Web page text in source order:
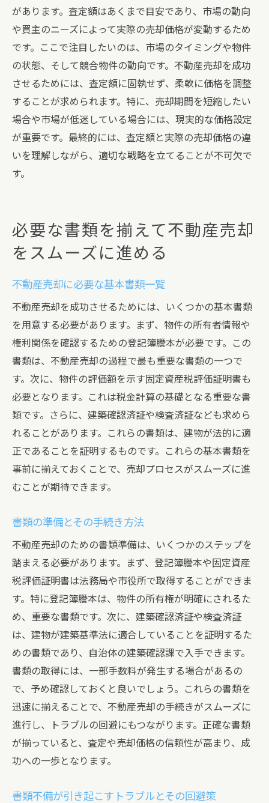
があります。査定額はあくまで目安であり、市場の動向
や買主のニーズによって実際の売却価格が変動するため
です。ここで注目したいのは、市場のタイミングや物件
の状態、そして競合物件の動向です。不動産売却を成功
させるためには、査定額に固執せず、柔軟に価格を調整
することが求められます。特に、売却期間を短縮したい
場合や市場が低迷している場合には、現実的な価格設定
が重要です。最終的には、査定額と実際の売却価格の違
いを理解しながら、適切な戦略を立てることが不可欠で
す。
必要な書類を揃えて不動産売却
をスムーズに進める
不動産売却に必要な基本書類一覧
不動産売却を成功させるためには、いくつかの基本書類
を用意する必要があります。まず、物件の所有者情報や
権利関係を確認するための登記簿謄本が必要です。この
書類は、不動産売却の過程で最も重要な書類の一つで
す。次に、物件の評価額を示す固定資産税評価証明書も
必要となります。これは税金計算の基礎となる重要な書
類です。さらに、建築確認済証や検査済証なども求めら
れることがあります。これらの書類は、建物が法的に適
正であることを証明するものです。これらの基本書類を
事前に揃えておくことで、売却プロセスがスムーズに進
むことが期待できます。
書類の準備とその手続き方法
不動産売却のための書類準備は、いくつかのステップを
踏まえる必要があります。まず、登記簿謄本や固定資産
税評価証明書は法務局や市役所で取得することができま
す。特に登記簿謄本は、物件の所有権が明確にされるた
め、重要な書類です。次に、建築確認済証や検査済証
は、建物が建築基準法に適合していることを証明するた
めの書類であり、自治体の建築確認課で入手できます。
書類の取得には、一部手数料が発生する場合があるの
で、予め確認しておくと良いでしょう。これらの書類を
迅速に揃えることで、不動産売却の手続きがスムーズに
進行し、トラブルの回避にもつながります。正確な書類
が揃っていると、査定や売却価格の信頼性が高まり、成
功への一歩となります。
書類不備が引き起こすトラブルとその回避策